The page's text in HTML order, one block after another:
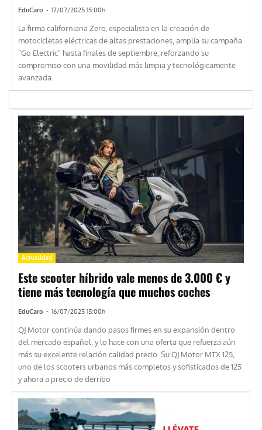
EduCaro - 17/07/2025 15:00h
La firma californiana Zero, especialista en la creación de
motocicletas eléctricas de altas prestaciones, amplía su campaña
“Go Electric” hasta finales de septiembre, reforzando su
compromiso con una movilidad más limpia y tecnológicamente
avanzada.
Actualidad
Este scooter híbrido vale menos de 3.000 € y
tiene más tecnología que muchos coches
EduCaro - 16/07/2025 15:00h
QJ Motor continúa dando pasos firmes en su expansión dentro
del mercado español, y lo hace con una oferta que refuerza aún
más su excelente relación calidad precio. Su QJ Motor MTX 125,
uno de los scooters urbanos más completos y sofisticados de 125
y ahora a precio de derribo